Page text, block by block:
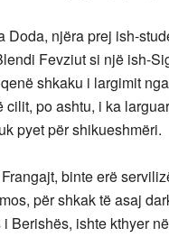
njëra prej ish-
Fevziut si një ish-
shkaku i largimit
po ashtu, i ka
pyet për shikueshmëri.
binte erë
për shkak të asaj
Berishës, ishte kthyer